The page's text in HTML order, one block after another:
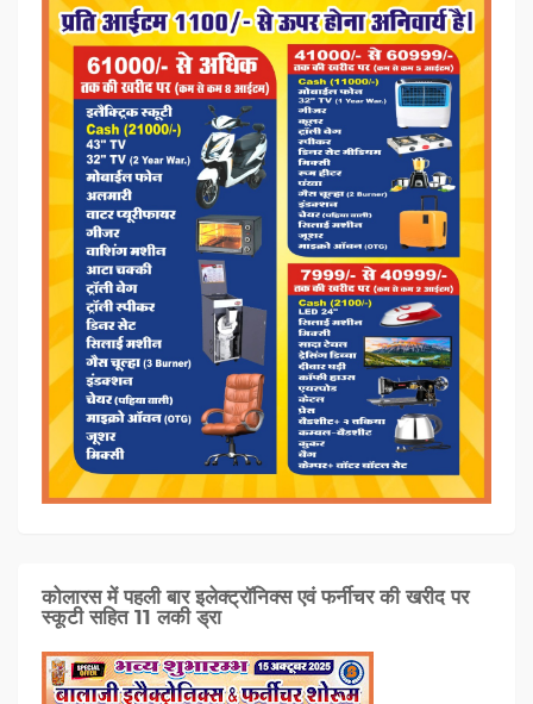
कोलारस में पहली बार इलेक्ट्रॉनिक्स एवं फर्नीचर की खरीद पर
स्कूटी सहित 11 लकी ड्रा